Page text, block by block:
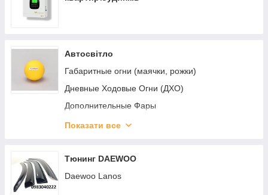
Автосвітло
Габаритные огни (маячки, рожки)
Дневные Ходовые Огни (ДХО)
Дополнительные Фары
Лампи / LED Стрічка
Светодиодные LED Фары, Балки
Показати все
Тюнинг DAEWOO
Daewoo Lanos